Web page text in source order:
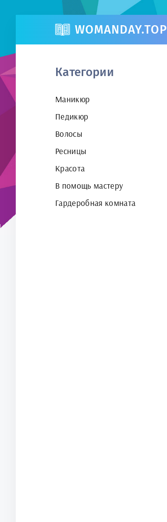
WOMANDAY.TOP
Категории
Маникюр
Педикюр
Волосы
Ресницы
Красота
В помощь мастеру
Гардеробная комната